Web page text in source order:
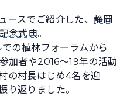
ースでご紹介した、静岡
念式典。
の植林フォーラムから
加者や2016～19年の活動
の村長はじめ4名を迎
り返りました。